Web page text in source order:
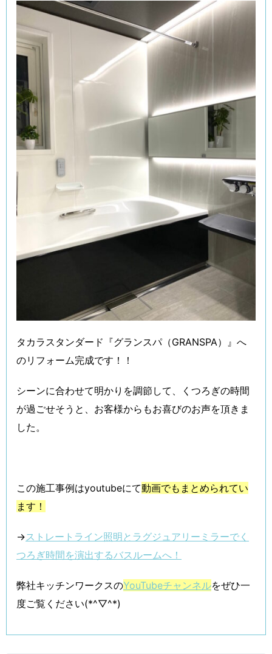
タカラスタンダード『グランスパ（GRANSPA）』へ
のリフォーム完成です！！
シーンに合わせて明かりを調節して、くつろぎの時間
が過ごせそうと、お客様からもお喜びのお声を頂きま
した。
この施工事例はyoutubeにて動画でもまとめられてい
ます！
→ストレートライン照明とラグジュアリーミラーでく
つろぎ時間を演出するバスルームへ！
弊社キッチンワークスのYouTubeチャンネルをぜひ一
度ご覧ください(*^▽^*)